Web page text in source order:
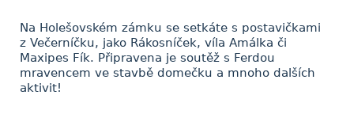
Na Holešovském zámku se setkáte s postavičkami
z Večerníčku, jako Rákosníček, víla Amálka či
Maxipes Fík. Připravena je soutěž s Ferdou
mravencem ve stavbě domečku a mnoho dalších
aktivit!